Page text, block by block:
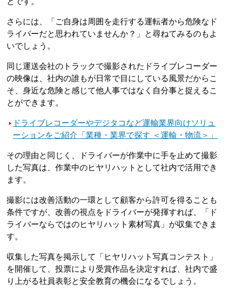
さらには、「ご自身は周囲を走行する運転者から危険なド
ライバーだと思われていませんか？」と尋ねてみるのもよ
いでしょう。
同じ運送会社のトラックで撮影されたドライブレコーダー
の映像は、社内の誰もが日常で目にしている風景だからこ
そ、身近な危険と感じて他人事ではなく自分事と捉えるこ
とができます。
ドライブレコーダーやデジタコなど運輸業界向けソリュ
ーションをご紹介「業種・業界で探す ＜運輸・物流＞」
その理由と同じく、ドライバーが作業中に手を止めて撮影
した写真は、作業中のヒヤリハットとして社内で活用でき
ます。
撮影には改善活動の一環として顧客から許可を得ることも
条件ですが、改善の視点をドライバーが発揮すれば、「ド
ライバーならではのヒヤリハット素材写真」が収集できま
す。
収集した写真を掲示して「ヒヤリハット写真コンテスト」
を開催して、投票により受賞作品を決定すれば、社内で盛
り上がる社員表彰と安全教育の機会になるでしょう。